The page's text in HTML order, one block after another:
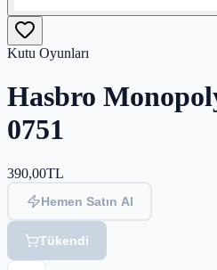
Kutu Oyunları
Hasbro
0751
390,00TL
Hemen Satın Al
Tükendi